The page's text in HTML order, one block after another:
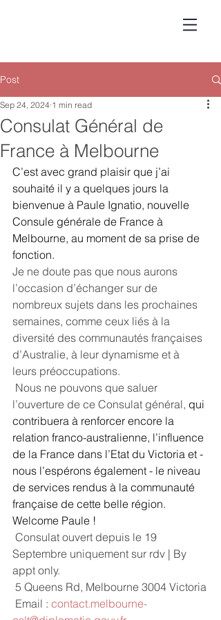
Post
Consulat Général de
France à Melbourne
Sep 24, 2024 1 min read
C’est avec grand plaisir que j’ai
souhaité il y a quelques jours la
bienvenue à Paule Ignatio, nouvelle
Consule générale de France à
Melbourne, au moment de sa prise de
fonction.
Je ne doute pas que nous aurons
l’occasion d’échanger sur de
nombreux sujets dans les prochaines
semaines, comme ceux liés à la
diversité des communautés françaises
d’Australie, à leur dynamisme et à
leurs préoccupations.
Nous ne pouvons que saluer
l’ouverture de ce Consulat général, qui
contribuera à renforcer encore la
relation franco-australienne, l’influence
de la France dans l’Etat du Victoria et -
nous l’espérons également - le niveau
de services rendus à la communauté
française de cette belle région.
Welcome Paule !
Consulat ouvert depuis le 19
Septembre uniquement sur rdv | By
appt only.
5 Queens Rd, Melbourne 3004 Victoria
Email : contact.melbourne-